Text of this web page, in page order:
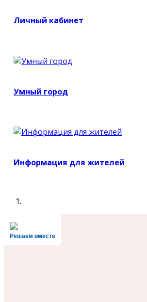
Личный кабинет
Умный город
Информация для жителей
Решаем вместе